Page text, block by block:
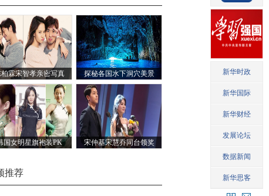
柏霖宋智孝亲密写真 探秘各国水下洞穴美景
国女明星旗袍装PK 宋仲基宋慧乔同台领奖
推荐